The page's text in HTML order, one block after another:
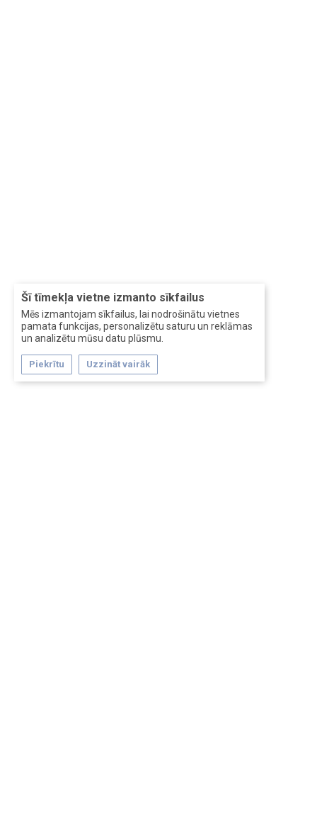
Šī tīmekļa vietne izmanto sīkfailus
Mēs izmantojam sīkfailus, lai nodrošinātu vietnes
pamata funkcijas, personalizētu saturu un reklāmas
un analizētu mūsu datu plūsmu.
Piekrītu Uzzināt vairāk